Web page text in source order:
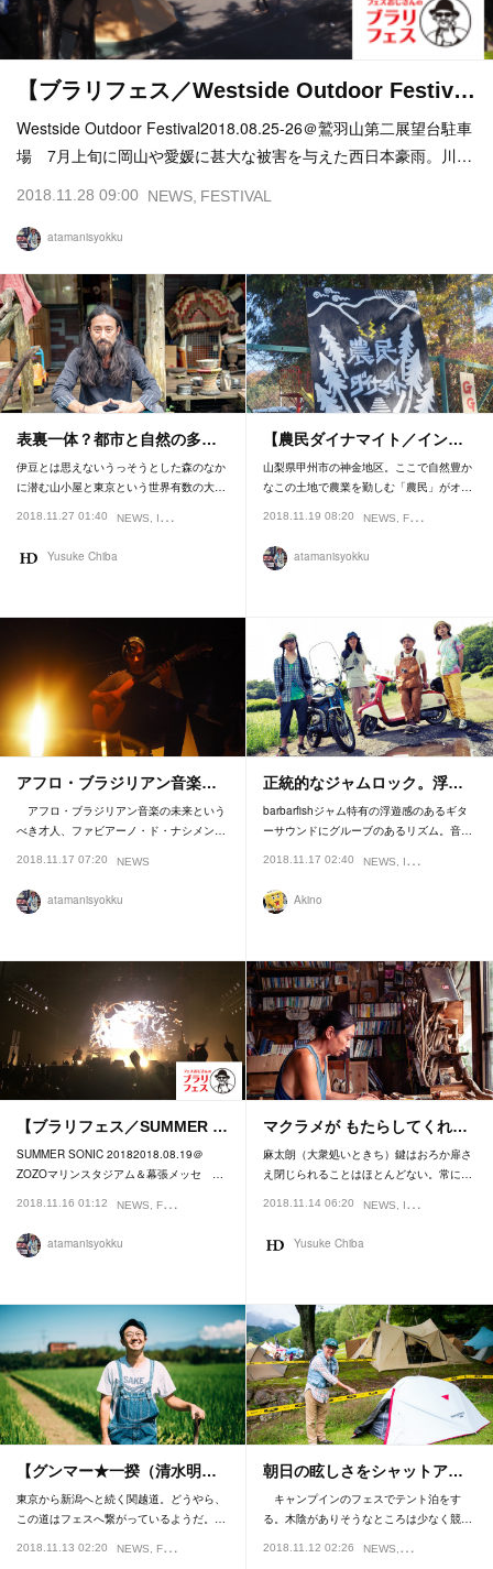
【ブラリフェス／Westside Outdoor Festiv…
Westside Outdoor Festival2018.08.25-26＠鷲羽山第二展望台駐車
場 7月上旬に岡山や愛媛に甚大な被害を与えた西日本豪雨。川…
2018.11.28 09:00 NEWS FESTIVAL
atamanisyokku
表裏一体？都市と自然の多…
伊豆とは思えないうっそうとした森のなか
に潜む山小屋と東京という世界有数の大…
2018.11.27 01:40 NEWS INTERVIEW FEATURE
Yusuke Chiba
【農民ダイナマイト／イン…
山梨県甲州市の神金地区。ここで自然豊か
なこの土地で農業を勤しむ「農民」がオ…
2018.11.19 08:20 NEWS FESTIVAL
atamanisyokku
アフロ・ブラジリアン音楽…
アフロ・ブラジリアン音楽の未来という
べき才人、ファビアーノ・ド・ナシメン…
2018.11.17 07:20 NEWS
atamanisyokku
正統的なジャムロック。浮…
barbarfishジャム特有の浮遊感のあるギタ
ーサウンドにグルーブのあるリズム。音…
2018.11.17 02:40 NEWS INTERVIEW
Akino
【ブラリフェス／SUMMER …
SUMMER SONIC 20182018.08.19＠
ZOZOマリンスタジアム＆幕張メッセ …
2018.11.16 01:12 NEWS FESTIVAL
atamanisyokku
マクラメが もたらしてくれ…
麻太朗（大衆処いときち）鍵はおろか扉さ
え閉じられることはほとんどない。常に…
2018.11.14 06:20 NEWS INTERVIEW
Yusuke Chiba
【グンマー★一揆（清水明…
東京から新潟へと続く関越道。どうやら、
この道はフェスへ繋がっているようだ。…
2018.11.13 02:20 NEWS FESTIVAL
朝日の眩しさをシャットア…
キャンプインのフェスでテント泊をす
る。木陰がありそうなところは少なく競…
2018.11.12 02:26 NEWS GEAR